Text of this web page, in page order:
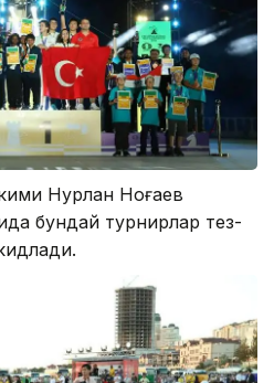
Нурлан Ноғаев
бундай турнирлар тез-